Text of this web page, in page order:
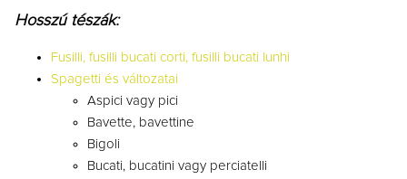
Hosszú tészák:
Fusilli, fusilli bucati corti, fusilli bucati lunhi
Spagetti és változatai
Aspici vagy pici
Bavette, bavettine
Bigoli
Bucati, bucatini vagy perciatelli